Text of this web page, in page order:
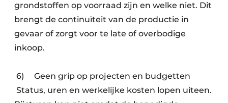
grondstoffen op voorraad zijn en welke niet. Dit
brengt de continuïteit van de productie in
gevaar of zorgt voor te late of overbodige
inkoop.
6) Geen grip op projecten en budgetten
Status, uren en werkelijke kosten lopen uiteen.